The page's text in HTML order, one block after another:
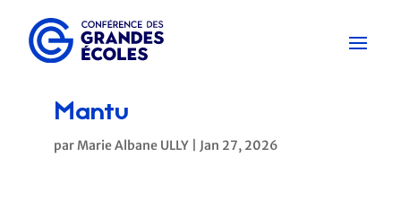
Mantu
parMarie Albane ULLY| Jan 27, 2026